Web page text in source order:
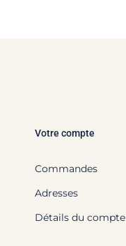
Votre compte
Commandes
Adresses
Détails du compte